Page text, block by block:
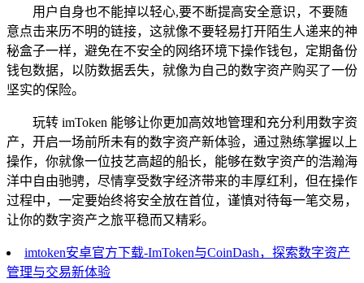
用户自身也不能掉以轻心,要不断提高安全意识，不要随
意点击来历不明的链接，这就像不要轻易打开陌生人递来的神
秘盒子一样，避免在不安全的网络环境下操作钱包，定期备份
钱包数据，以防数据丢失，就像为自己的数字资产购买了一份
坚实的保险。
玩转 imToken 能够让你更加高效地管理和充分利用数字资
产，开启一场前所未有的数字资产新体验，通过熟练掌握以上
操作，你就像一位技艺高超的船长，能够在数字资产的浩瀚海
洋中自由驰骋，尽情享受数字经济带来的丰厚红利，但在操作
过程中，一定要始终将安全放在首位，谨慎对待每一笔交易，
让你的数字资产之旅平稳而又精彩。
imtoken安卓官方下载-ImToken与CoinDash，探索数字资产
管理与交易新体验